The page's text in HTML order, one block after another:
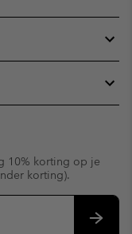
10% korting op je
korting).